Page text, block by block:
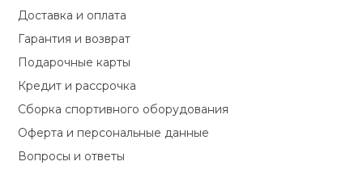
Доставка и оплата
Гарантия и возврат
Подарочные карты
Кредит и рассрочка
Сборка спортивного оборудования
Оферта и персональные данные
Вопросы и ответы